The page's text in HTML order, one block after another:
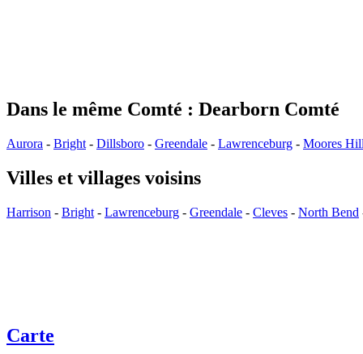
Dans le même Comté : Dearborn Comté
Aurora - Bright - Dillsboro - Greendale - Lawrenceburg - Moores
Villes et villages voisins
Harrison - Bright - Lawrenceburg - Greendale - Cleves - North Bend
Carte